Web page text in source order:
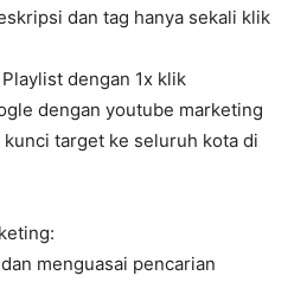
dan tag hanya sekali klik
dengan 1x klik
dengan youtube marketing
target ke seluruh kota di
menguasai pencarian